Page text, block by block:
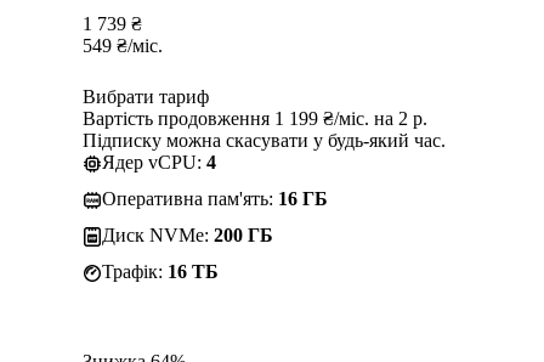
1 739 ₴
549 ₴/міс.
Вибрати тариф
Вартість продовження 1 199 ₴/міс. на 2 р.
Підписку можна скасувати у будь-який час.
Ядер vCPU: 4
Оперативна пам'ять: 16 ГБ
Диск NVMe: 200 ГБ
Трафік: 16 TБ